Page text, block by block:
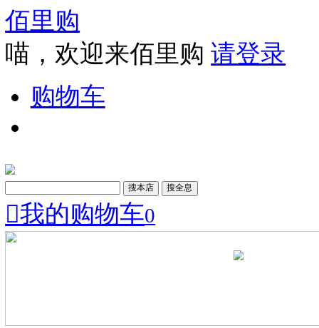
佰里购
喵，欢迎来佰里购请登
购物车
我的购物车